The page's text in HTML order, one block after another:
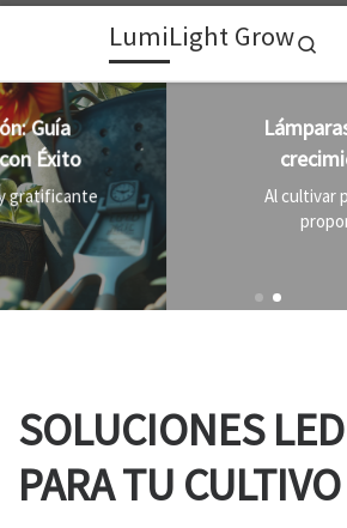
Skip to contentLumiLight Grow
Lámparas para indoor: la
crecimiento óptimo de
Al cultivar plantas en el interior,
proporcionar el entorno
SOLUCIONES LED
PARA TU CULTIVO